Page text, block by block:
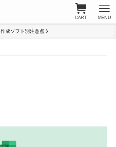
CART MENU
作成ソフト別注意点